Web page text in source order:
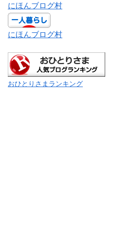
にほんブログ村
にほんブログ村
おひとりさまランキング